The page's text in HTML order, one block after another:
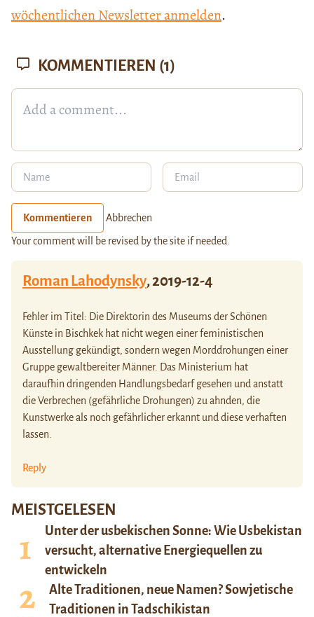
wöchentlichen Newsletter anmelden.
MEISTGELESEN
Unter der usbekischen Sonne: Wie Usbekistan
versucht, alternative Energiequellen zu
entwickeln
Alte Traditionen, neue Namen? Sowjetische
Traditionen in Tadschikistan
KOMMENTIEREN (1)
Kommentieren Abbrechen
Your comment will be revised by the site if needed.
Roman Lahodynsky,2019-12-4
Fehler im Titel: Die Direktorin des Museums der Schönen
Künste in Bischkek hat nicht wegen einer feministischen
Ausstellung gekündigt, sondern wegen Morddrohungen einer
Gruppe gewaltbereiter Männer. Das Ministerium hat
daraufhin dringenden Handlungsbedarf gesehen und anstatt
die Verbrechen (gefährliche Drohungen) zu ahnden, die
Kunstwerke als noch gefährlicher erkannt und diese verhaften
lassen.
Reply